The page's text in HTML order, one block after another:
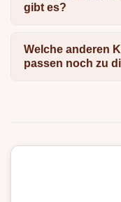
gibt es?
Welche anderen
passen noch zu